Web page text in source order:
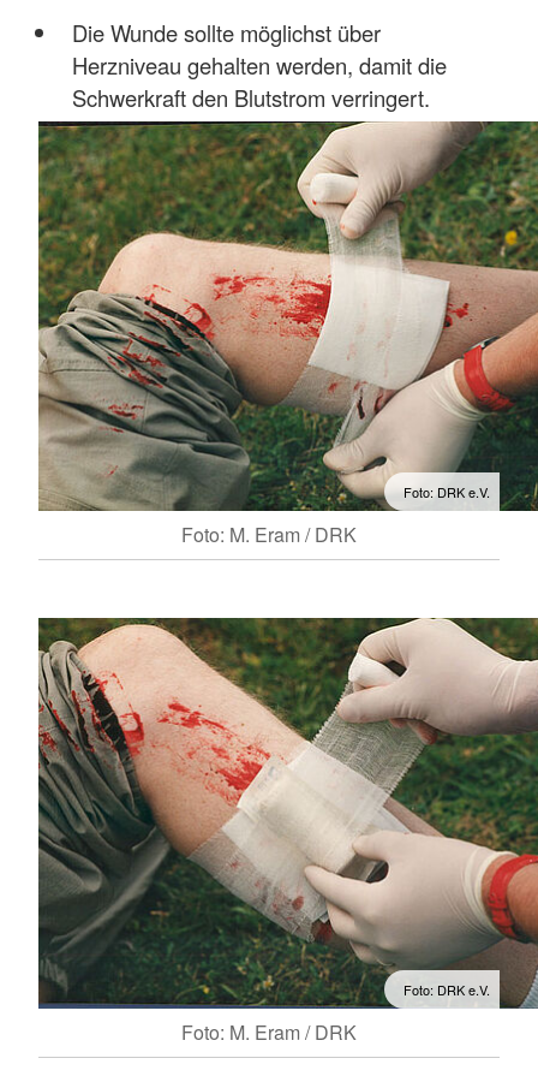
Die Wunde sollte möglichst über
Herzniveau gehalten werden, damit die
Schwerkraft den Blutstrom verringert.
Foto: DRK e.V.
Foto: M. Eram / DRK
Foto: DRK e.V.
Foto: M. Eram / DRK